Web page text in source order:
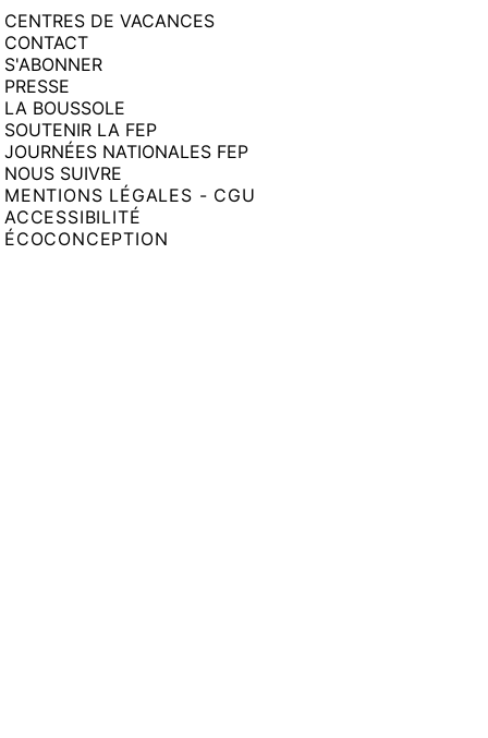
CENTRES DE VACANCES
CONTACT
S'ABONNER
PRESSE
LA BOUSSOLE
SOUTENIR LA FEP
JOURNÉES NATIONALES FEP
NOUS SUIVRE
MENTIONS LÉGALES - CGU
ACCESSIBILITÉ
ÉCOCONCEPTION